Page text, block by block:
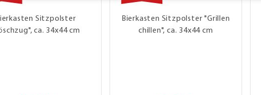
Sitzpolster
ca. 34x44 cm
Bierkasten Sitzpolster "Grillen
chillen", ca. 34x44 cm